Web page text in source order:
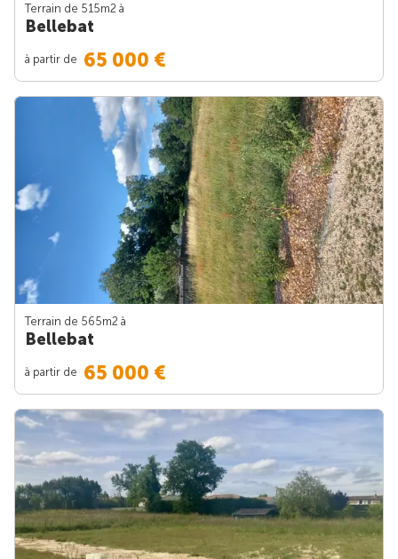
Terrain de 515m2 à
Bellebat
à partir de 65 000 €
Terrain de 565m2 à
Bellebat
à partir de 65 000 €